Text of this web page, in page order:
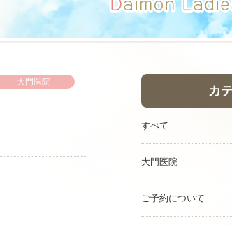
大門医院
カ
すべて
大門医院
ご予約について